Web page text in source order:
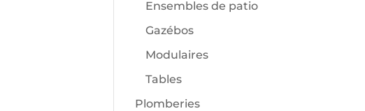
Ensembles de patio
Gazébos
Modulaires
Tables
Plomberies